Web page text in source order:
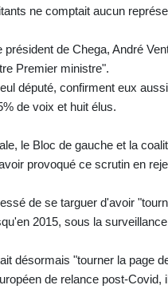
ne comptait aucun
de Chega, André
Premier ministre".
député, confirment eux
de voix et huit élus.
le Bloc de gauche et la
provoqué ce scrutin en
de se targuer d'avoir
2015, sous la
désormais "tourner la page
de relance post-Covid,